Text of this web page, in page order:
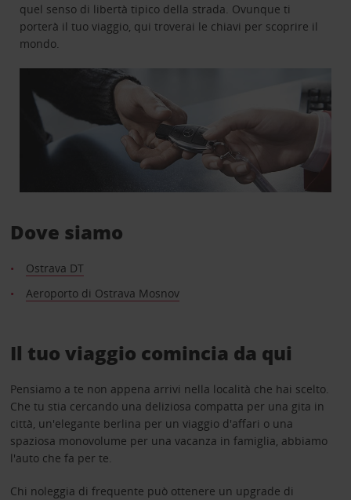
quel senso di libertà tipico della strada. Ovunque ti
porterà il tuo viaggio, qui troverai le chiavi per scoprire il
mondo.
Dove siamo
Ostrava DT
Aeroporto di Ostrava Mosnov
Il tuo viaggio comincia da qui
Pensiamo a te non appena arrivi nella località che hai scelto.
Che tu stia cercando una deliziosa compatta per una gita in
città, un'elegante berlina per un viaggio d'affari o una
spaziosa monovolume per una vacanza in famiglia, abbiamo
l'auto che fa per te.
Chi noleggia di frequente può ottenere un upgrade di